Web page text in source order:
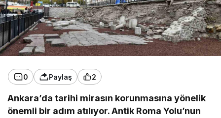
0 Paylaş 2
Ankara’da tarihi mirasın korunmasına yönelik
önemli bir adım atılıyor. Antik Roma Yolu’nun